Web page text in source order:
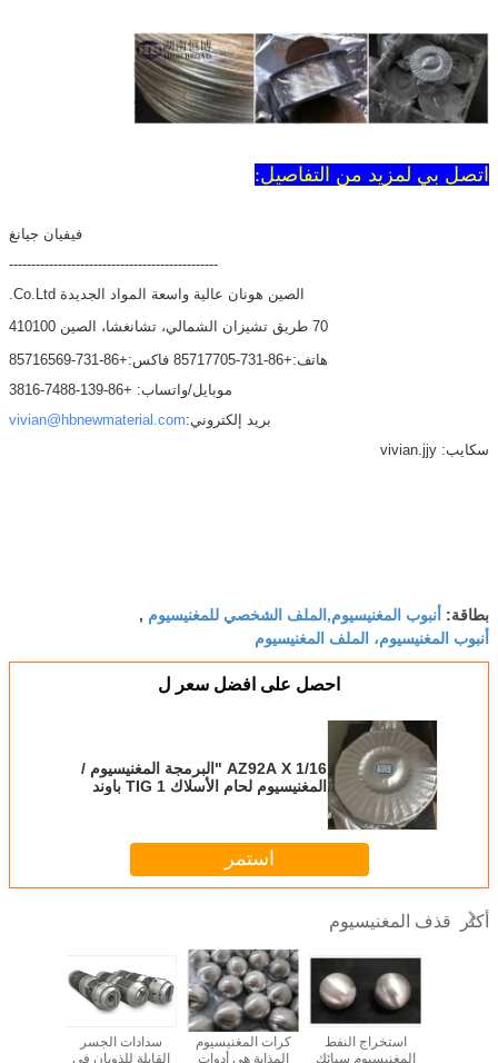
اتصل بي لمزيد من التفاصيل:
فيفيان جيانغ
-----------------------------------------------
الصين هونان عالية واسعة المواد الجديدة Co.Ltd.
70 طريق تشيزان الشمالي، تشانغشا، الصين 410100
هاتف:+86-731-85717705 فاكس:+86-731-85716569
موبايل/واتساب: +86-139-7488-3816
بريد إلكتروني:vivian@hbnewmaterial.com
سكايب: vivian.jjy
بطاقة: أنبوب المغنيسيوم,الملف الشخصي للمغنيسيوم ,
أنبوب المغنيسيوم، الملف المغنيسيوم
احصل على افضل سعر ل
AZ92A X 1/16 "البرمجة المغنيسيوم /
المغنيسيوم لحام الأسلاك TIG 1 باوند
استمر
أكثر قذف المغنيسيوم
سدادات الجسر
القابلة للذوبان في
كرات المغنيسيوم
المذابة هي أدوات
استخراج النفط
المغنيسيوم سبائك